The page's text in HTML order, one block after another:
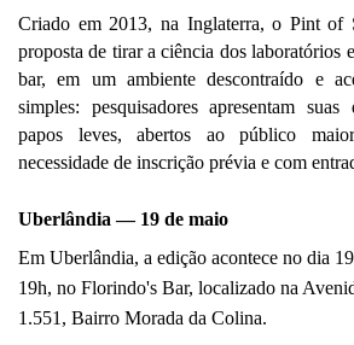
Criado em 2013, na Inglaterra, o Pint of
proposta de tirar a ciência dos laboratórios
bar, em um ambiente descontraído e
simples: pesquisadores apresentam suas
papos leves, abertos ao público
necessidade de inscrição prévia e com
Uberlândia — 19 de maio
Em Uberlândia, a edição acontece no dia
19h, no Florindo's Bar, localizado na
1.551, Bairro Morada da Colina.